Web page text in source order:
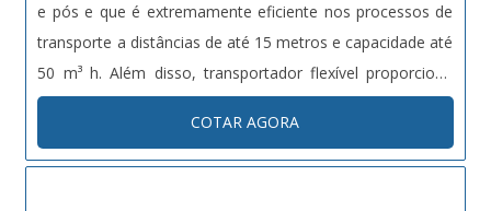
e pós e que é extremamente eficiente nos processos de
transporte a distâncias de até 15 metros e capacidade até
50 m³ h. Além disso, transportador flexível proporciona
uma série de outras vantagens que o tornam a melhor
opção para a indústria em geral. Caracterís....
COTAR AGORA